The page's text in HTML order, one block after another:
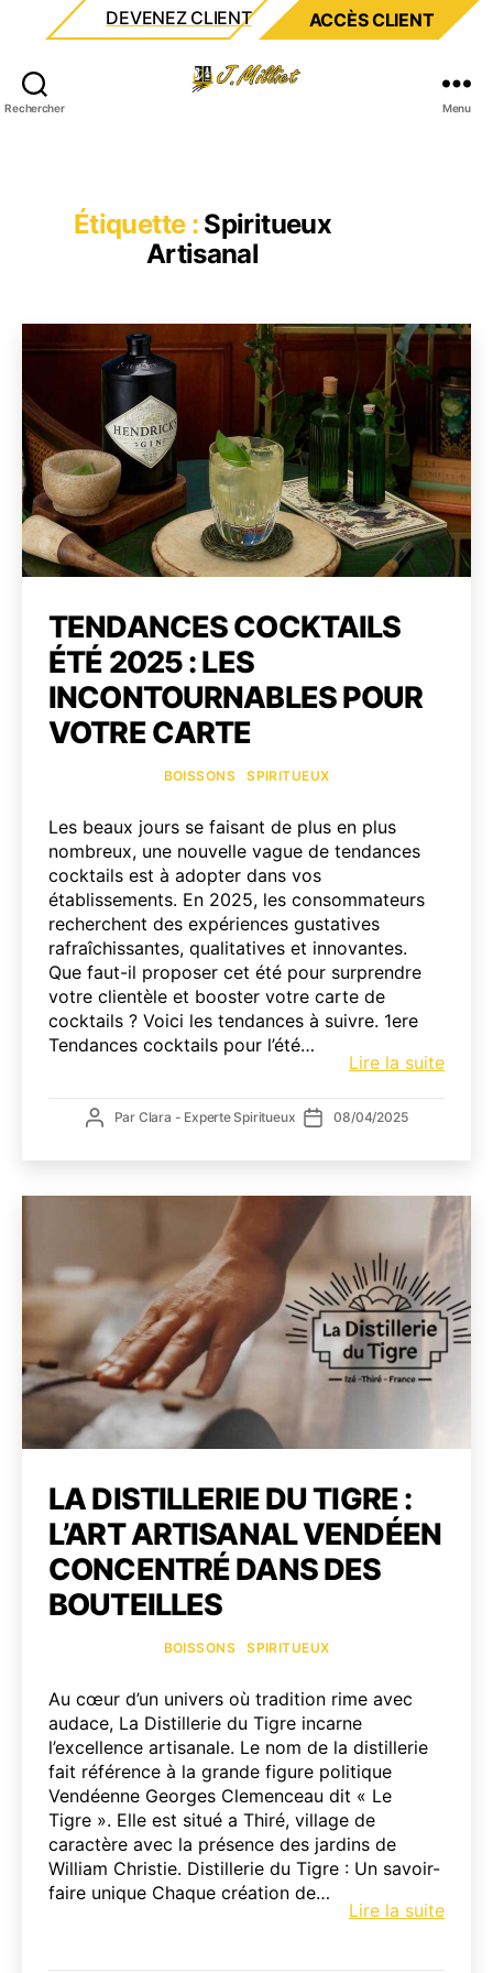
DEVENEZ CLIENT ACCÈS CLIENT
Rechercher Menu
Étiquette : Spiritueux
Artisanal
TENDANCES COCKTAILS
ÉTÉ 2025 : LES
INCONTOURNABLES POUR
VOTRE CARTE
BOISSONS SPIRITUEUX
Les beaux jours se faisant de plus en plus
nombreux, une nouvelle vague de tendances
cocktails est à adopter dans vos
établissements. En 2025, les consommateurs
recherchent des expériences gustatives
rafraîchissantes, qualitatives et innovantes.
Que faut-il proposer cet été pour surprendre
votre clientèle et booster votre carte de
cocktails ? Voici les tendances à suivre. 1ere
Tendances cocktails pour l’été…
Lire la suite
:
pour
votre
AuteurPar Clara - Experte Spiritueux Date
08/04/2025
LA DISTILLERIE DU TIGRE :
L’ART ARTISANAL VENDÉEN
CONCENTRÉ DANS DES
BOUTEILLES
BOISSONS SPIRITUEUX
Au cœur d’un univers où tradition rime avec
audace, La Distillerie du Tigre incarne
l’excellence artisanale. Le nom de la distillerie
fait référence à la grande figure politique
Vendéenne Georges Clemenceau dit « Le
Tigre ». Elle est situé a Thiré, village de
caractère avec la présence des jardins de
William Christie. Distillerie du Tigre : Un savoir-
faire unique Chaque création de…
Lire la suiteLa